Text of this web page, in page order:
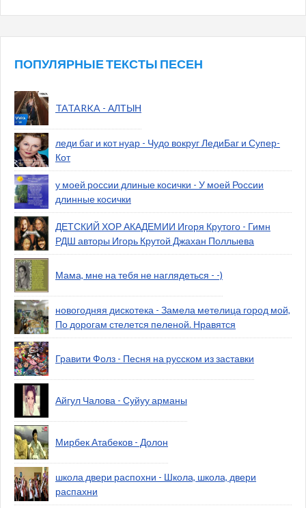
ПОПУЛЯРНЫЕ ТЕКСТЫ ПЕСЕН
TATARKA - АЛТЫН
леди баг и кот нуар - Чудо вокруг ЛедиБаг и Супер-
Кот
у моей россии длиные косички - У моей России
длинные косички
ДЕТСКИЙ ХОР АКАДЕМИИ Игоря Крутого - Гимн
РДШ авторы Игорь Крутой Джахан Поллыева
Мама, мне на тебя не наглядеться - -)
новогодняя дискотека - Замела метелица город мой,
По дорогам стелется пеленой. Нравятся
Гравити Фолз - Песня на русском из заставки
Айгул Чалова - Суйуу арманы
Мирбек Атабеков - Долон
школа двери распохни - Школа, школа, двери
распахни